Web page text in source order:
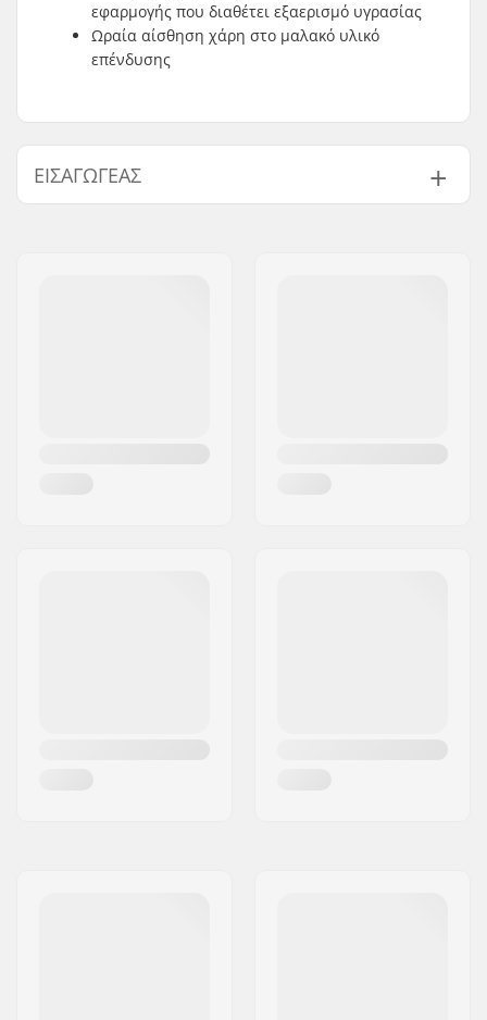
εφαρμογής που διαθέτει εξαερισμό υγρασίας
Ωραία αίσθηση χάρη στο μαλακό υλικό
επένδυσης
ΕΙΣΑΓΩΓΈΑΣ